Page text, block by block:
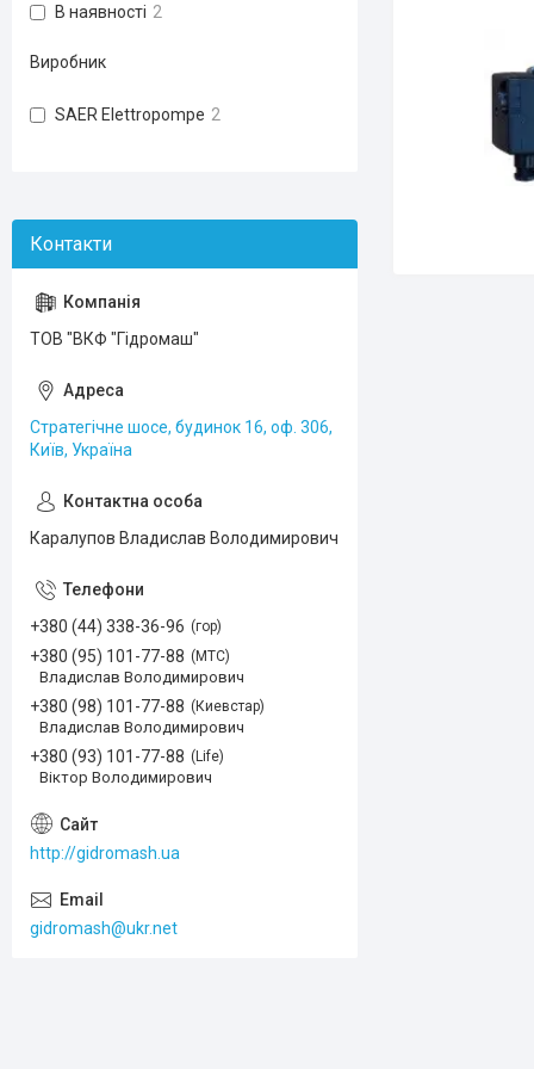
В наявності 2
Виробник
SAER Elettropompe 2
ТОВ "ВКФ "Гідромаш"
Стратегічне шосе, будинок 16, оф. 306,
Київ, Україна
Каралупов Владислав Володимирович
+380 (44) 338-36-96 гор
+380 (95) 101-77-88 МТС
Владислав Володимирович
+380 (98) 101-77-88 Киевстар
Владислав Володимирович
+380 (93) 101-77-88 Life
Віктор Володимирович
http://gidromash.ua
gidromash@ukr.net